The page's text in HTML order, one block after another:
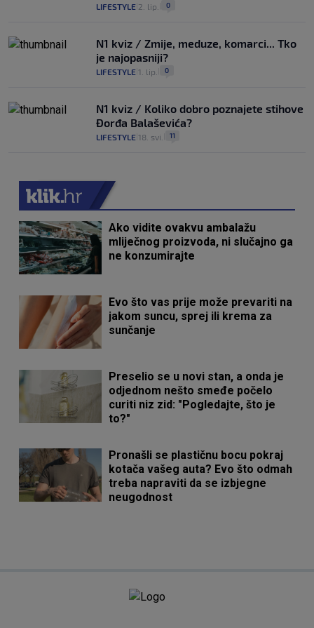
LIFESTYLE 2. lip. 0
N1 kviz / Zmije, meduze, komarci... Tko
je najopasniji?
LIFESTYLE 1. lip. 0
N1 kviz / Koliko dobro poznajete stihove
Đorđa Balaševića?
LIFESTYLE 18. svi. 11
Ako vidite ovakvu ambalažu
mliječnog proizvoda, ni slučajno ga
ne konzumirajte
Evo što vas prije može prevariti na
jakom suncu, sprej ili krema za
sunčanje
Preselio se u novi stan, a onda je
odjednom nešto smeđe počelo
curiti niz zid: "Pogledajte, što je
to?"
Pronašli se plastičnu bocu pokraj
kotača vašeg auta? Evo što odmah
treba napraviti da se izbjegne
neugodnost